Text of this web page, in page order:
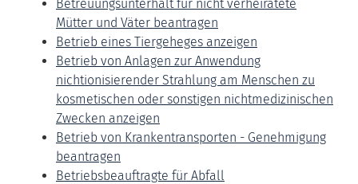
Betreuungsunterhalt für nicht verheiratete
Mütter und Väter beantragen
Betrieb eines Tiergeheges anzeigen
Betrieb von Anlagen zur Anwendung
nichtionisierender Strahlung am Menschen zu
kosmetischen oder sonstigen nichtmedizinischen
Zwecken anzeigen
Betrieb von Krankentransporten - Genehmigung
beantragen
Betriebsbeauftragte für Abfall